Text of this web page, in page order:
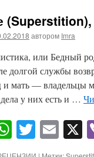
автором Imra
или Бедный
долгой службы
мать — владельцы
у них есть и …
WhatsApp
Twitter